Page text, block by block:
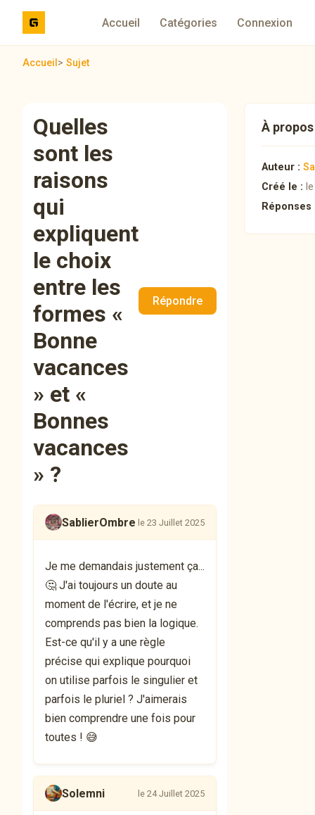
Accueil Catégories Connexion
Accueil > Sujet
Quelles
sont les
raisons
qui
expliquent
le choix
entre les
formes «
Bonne
vacances
» et «
Bonnes
vacances
» ?
Répondre
SablierOmbre le 23 Juillet 2025
Je me demandais justement ça...
🤔 J'ai toujours un doute au
moment de l'écrire, et je ne
comprends pas bien la logique.
Est-ce qu'il y a une règle
précise qui explique pourquoi
on utilise parfois le singulier et
parfois le pluriel ? J'aimerais
bien comprendre une fois pour
toutes ! 😅
Solemni le 24 Juillet 2025
À
Auteur :
Créé le :
Réponses